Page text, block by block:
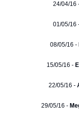
24/04/16
01/05/16
08/05/16 -
15/05/16 -
22/05/16 -
29/05/16 -